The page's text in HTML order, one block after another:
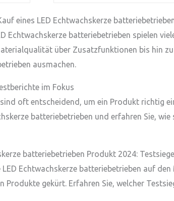
eines LED Echtwachskerze
Echtwachskerze batteriebetrieben spielen
über Zusatzfunktionen bis hin zu
ausmachen.
im Fokus
oft entscheidend, um ein Produkt richtig
batteriebetrieben und erfahren Sie,
batteriebetrieben Produkt 2024:
Echtwachskerze batteriebetrieben auf
Produkte gekürt. Erfahren Sie, welcher